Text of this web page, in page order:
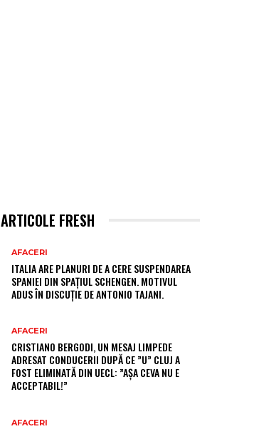
ARTICOLE FRESH
AFACERI
ITALIA ARE PLANURI DE A CERE SUSPENDAREA
SPANIEI DIN SPAȚIUL SCHENGEN. MOTIVUL
ADUS ÎN DISCUȚIE DE ANTONIO TAJANI.
AFACERI
CRISTIANO BERGODI, UN MESAJ LIMPEDE
ADRESAT CONDUCERII DUPĂ CE ”U” CLUJ A
FOST ELIMINATĂ DIN UECL: ”AȘA CEVA NU E
ACCEPTABIL!”
AFACERI